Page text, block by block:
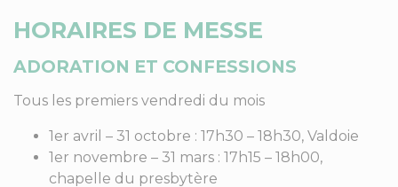
HORAIRES DE MESSE
ADORATION ET CONFESSIONS
Tous les premiers vendredi du mois
1er avril – 31 octobre : 17h30 – 18h30, Valdoie
1er novembre – 31 mars : 17h15 – 18h00,
chapelle du presbytère